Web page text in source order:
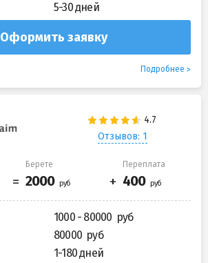
5-30 дней
Оформить заявку
Подробнее
Отзывов: 1
Берете Переплата
1000 - 80000
80000
1-180 дней